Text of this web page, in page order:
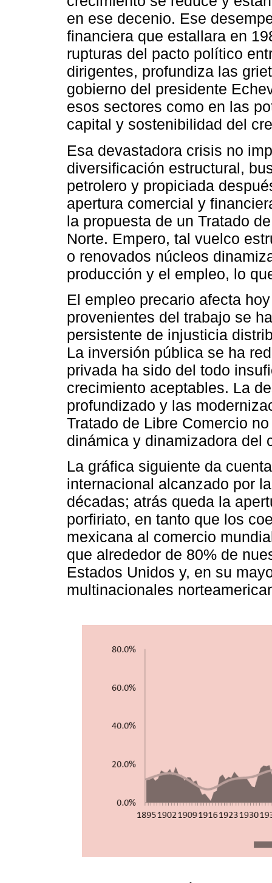
en ese decenio. Ese
financiera que estallara en
rupturas del pacto político
dirigentes, profundiza las
gobierno del presidente
esos sectores como en las
capital y sostenibilidad del
Esa devastadora crisis no
diversificación estructural,
petrolero y propiciada
apertura comercial y
la propuesta de un Tratado
Norte. Empero, tal vuelco
o renovados núcleos
producción y el empleo, lo
El empleo precario afecta
provenientes del trabajo se
persistente de injusticia
La inversión pública se ha
privada ha sido del todo
crecimiento aceptables. La
profundizado y las
Tratado de Libre Comercio
dinámica y dinamizadora del
La gráfica siguiente da
internacional alcanzado por
décadas; atrás queda la
porfiriato, en tanto que los
mexicana al comercio
que alrededor de 80% de
Estados Unidos y, en su
multinacionales